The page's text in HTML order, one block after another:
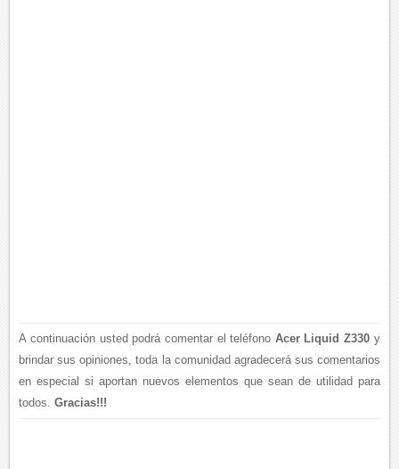
A continuación usted podrá comentar el teléfono Acer Liquid Z330 y
brindar sus opiniones, toda la comunidad agradecerá sus comentarios
en especial si aportan nuevos elementos que sean de utilidad para
todos.Gracias!!!